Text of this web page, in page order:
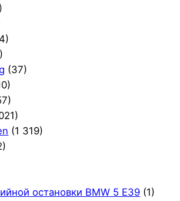
(37)
(1 319)
остановки BMW 5 E39 (1)